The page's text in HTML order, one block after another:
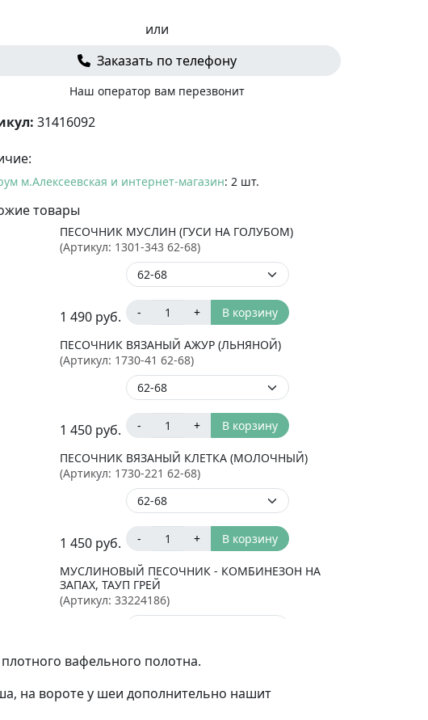
или
Заказать по телефону
Наш оператор вам перезвонит
31416092
м.Алексеевская и интернет-магазин: 2 шт.
товары
ПЕСОЧНИК МУСЛИН (ГУСИ НА ГОЛУБОМ)
(Артикул: 1301-343 62-68)
1 490 руб. - + В корзину
ПЕСОЧНИК ВЯЗАНЫЙ АЖУР (ЛЬНЯНОЙ)
(Артикул: 1730-41 62-68)
1 450 руб. - + В корзину
ПЕСОЧНИК ВЯЗАНЫЙ КЛЕТКА (МОЛОЧНЫЙ)
(Артикул: 1730-221 62-68)
1 450 руб. - + В корзину
МУСЛИНОВЫЙ ПЕСОЧНИК - КОМБИНЕЗОН НА
ЗАПАХ, ТАУП ГРЕЙ
(Артикул: 33224186)
1 665руб. - +
МУСЛИНОВЫЙ ПЕСОЧНИК - КОМБИНЕЗОН НА
вафельного полотна.
на вороте у шеи дополнительно нашит